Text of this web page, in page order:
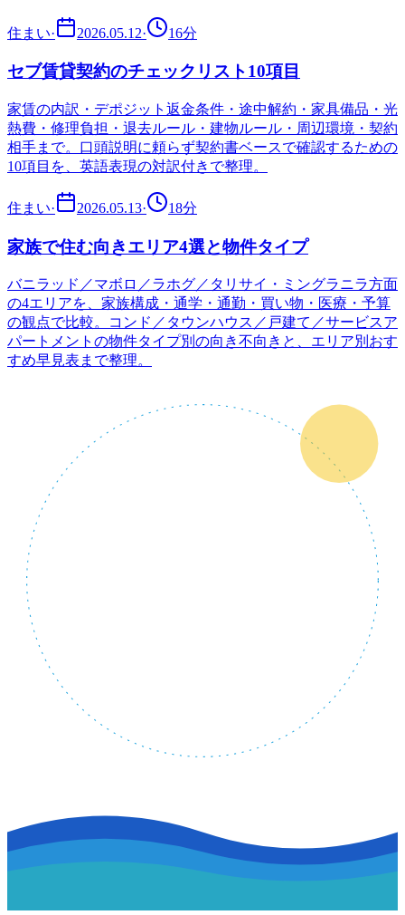
住まい· 2026.05.12· 16分
セブ賃貸契約のチェックリスト10項目
家賃の内訳・デポジット返金条件・途中解約・家具備品・光
熱費・修理負担・退去ルール・建物ルール・周辺環境・契約
相手まで。口頭説明に頼らず契約書ベースで確認するための
10項目を、英語表現の対訳付きで整理。
住まい· 2026.05.13· 18分
家族で住む向きエリア4選と物件タイプ
バニラッド／マボロ／ラホグ／タリサイ・ミングラニラ方面
の4エリアを、家族構成・通学・通勤・買い物・医療・予算
の観点で比較。コンド／タウンハウス／戸建て／サービスア
パートメントの物件タイプ別の向き不向きと、エリア別おす
すめ早見表まで整理。